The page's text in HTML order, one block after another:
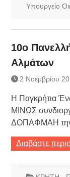
Υπουργείο
10ο
Αλμάτων
2 Νοεμβρίου
Η Παγκρήτια
ΜΙΝΩΣ
ΔΟΠΑΦΜΑΗ την
Διαβάστε